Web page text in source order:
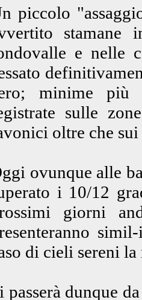
piccolo
stamane
e nelle
minime più
sulle
oltre che
ovunque alle
i 10/12
giorni
di cieli sereni la
passerà dunque